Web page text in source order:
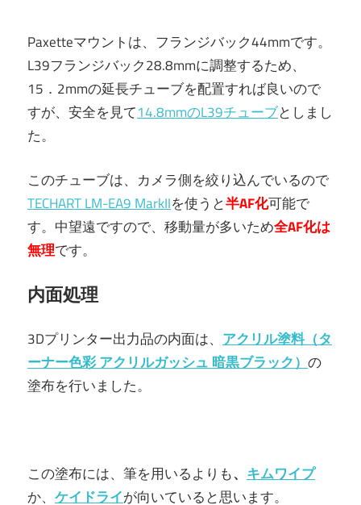
Paxetteマウントは、フランジバック44mmです。
L39フランジバック28.8mmに調整するため、
15．2mmの延長チューブを配置すれば良いので
すが、安全を見て14.8mmのL39チューブとしまし
た。
このチューブは、カメラ側を絞り込んでいるので
TECHART LM-EA9 MarkIIを使うと半AF化可能で
す。中望遠ですので、移動量が多いため全AF化は
無理です。
内面処理
3Dプリンター出力品の内面は、 アクリル塗料（タ
ーナー色彩 アクリルガッシュ 暗黒ブラック） の
塗布を行いました。
この塗布には、筆を用いるよりも、 キムワイプ
か、 ケイドライが向いていると思います。